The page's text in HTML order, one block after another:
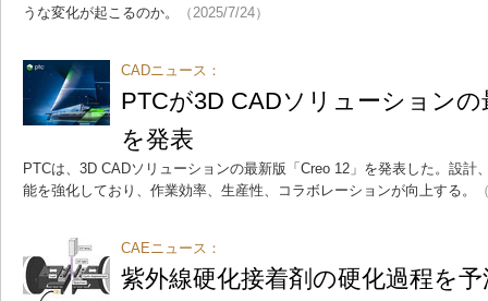
うな変化が起こるのか。
（2025/7/24）
CADニュース：
PTCが3D CADソリューションの
を発表
PTCは、3D CADソリューションの最新版「Creo 12」を発表した。設計
能を強化しており、作業効率、生産性、コラボレーションが向上する。
CAEニュース：
紫外線硬化接着剤の硬化過程を